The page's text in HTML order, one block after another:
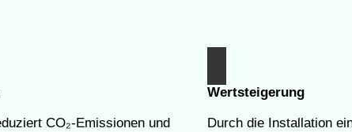
CO₂-Emissionen und
Wertsteigerung
Durch die Installation